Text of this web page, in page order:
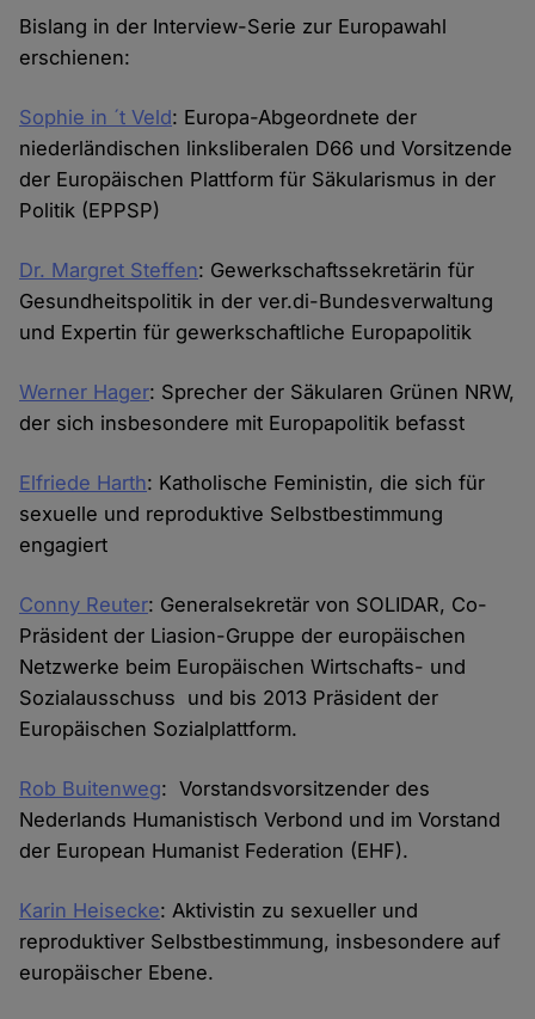
Bislang in der Interview-Serie zur Europawahl
erschienen:
Sophie in ´t Veld: Europa-Abgeordnete der
niederländischen linksliberalen D66 und Vorsitzende
der Europäischen Plattform für Säkularismus in der
Politik (EPPSP)
Dr. Margret Steffen: Gewerkschaftssekretärin für
Gesundheitspolitik in der ver.di-Bundesverwaltung
und Expertin für gewerkschaftliche Europapolitik
Werner Hager: Sprecher der Säkularen Grünen NRW,
der sich insbesondere mit Europapolitik befasst
Elfriede Harth: Katholische Feministin, die sich für
sexuelle und reproduktive Selbstbestimmung
engagiert
Conny Reuter: Generalsekretär von SOLIDAR, Co-
Präsident der Liasion-Gruppe der europäischen
Netzwerke beim Europäischen Wirtschafts- und
Sozialausschuss und bis 2013 Präsident der
Europäischen Sozialplattform.
Rob Buitenweg: Vorstandsvorsitzender des
Nederlands Humanistisch Verbond und im Vorstand
der European Humanist Federation (EHF).
Karin Heisecke: Aktivistin zu sexueller und
reproduktiver Selbstbestimmung, insbesondere auf
europäischer Ebene.